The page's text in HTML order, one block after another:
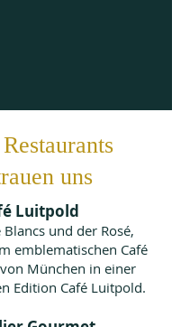
uns
Luitpold
und der Rosé,
emblematischen Café
München in einer
Edition Café Luitpold.